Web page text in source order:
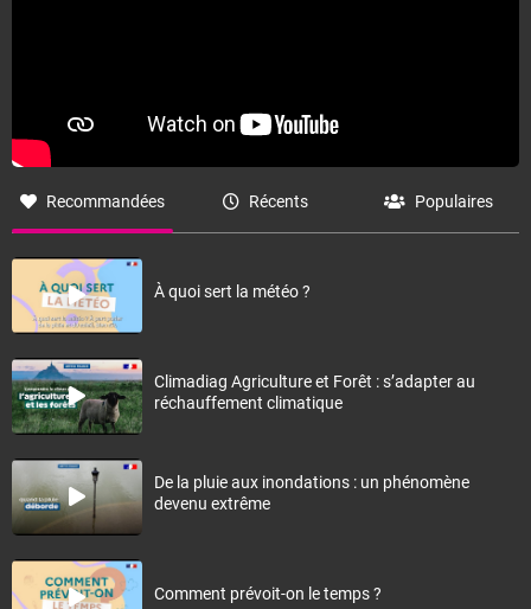
Recommandées Récents Populaires
À quoi sert la météo ?
Climadiag Agriculture et Forêt : s’adapter au
réchauffement climatique
De la pluie aux inondations : un phénomène
devenu extrême
Comment prévoit-on le temps ?